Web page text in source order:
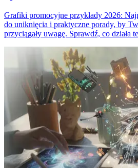
Grafiki promocyjne przykłady 2026:
do uniknięcia i praktyczne porady, by
przyciągały uwagę. Sprawdź, co działa